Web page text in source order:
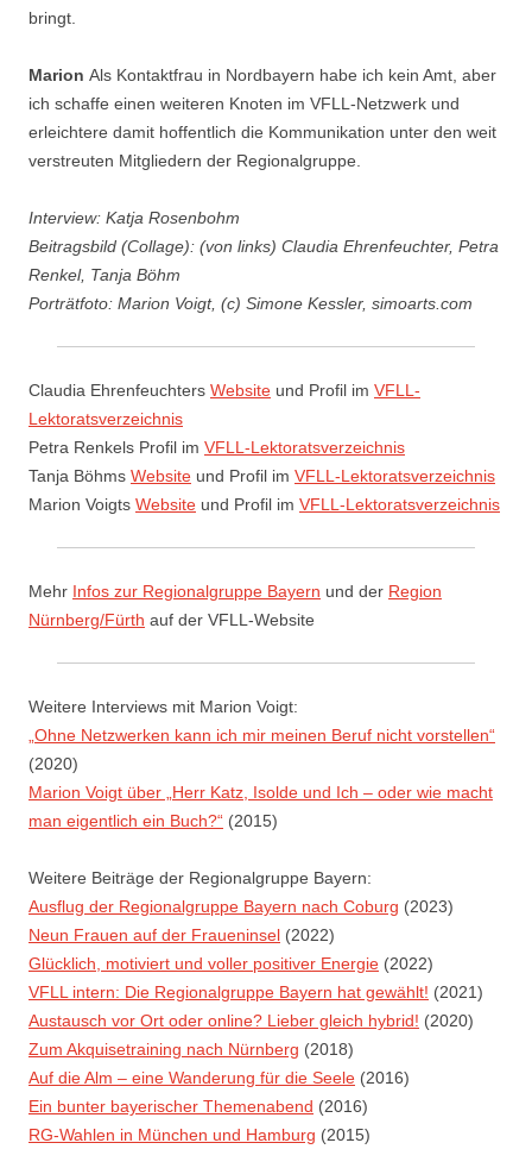
bringt.
Marion Als Kontaktfrau in Nordbayern habe ich kein Amt, aber
ich schaffe einen weiteren Knoten im VFLL-Netzwerk und
erleichtere damit hoffentlich die Kommunikation unter den weit
verstreuten Mitgliedern der Regionalgruppe.
Interview: Katja Rosenbohm
Beitragsbild (Collage): (von links) Claudia Ehrenfeuchter, Petra
Renkel, Tanja Böhm
Porträtfoto: Marion Voigt, (c) Simone Kessler, simoarts.com
Claudia Ehrenfeuchters Website und Profil im VFLL-
Lektoratsverzeichnis
Petra Renkels Profil im VFLL-Lektoratsverzeichnis
Tanja Böhms Website und Profil im VFLL-Lektoratsverzeichnis
Marion Voigts Website und Profil im VFLL-Lektoratsverzeichnis
Mehr Infos zur Regionalgruppe Bayern und der Region
Nürnberg/Fürth auf der VFLL-Website
Weitere Interviews mit Marion Voigt:
„Ohne Netzwerken kann ich mir meinen Beruf nicht vorstellen“
(2020)
Marion Voigt über „Herr Katz, Isolde und Ich – oder wie macht
man eigentlich ein Buch?“ (2015)
Weitere Beiträge der Regionalgruppe Bayern:
Ausflug der Regionalgruppe Bayern nach Coburg (2023)
Neun Frauen auf der Fraueninsel (2022)
Glücklich, motiviert und voller positiver Energie (2022)
VFLL intern: Die Regionalgruppe Bayern hat gewählt! (2021)
Austausch vor Ort oder online? Lieber gleich hybrid! (2020)
Zum Akquisetraining nach Nürnberg (2018)
Auf die Alm – eine Wanderung für die Seele (2016)
Ein bunter bayerischer Themenabend (2016)
RG-Wahlen in München und Hamburg (2015)